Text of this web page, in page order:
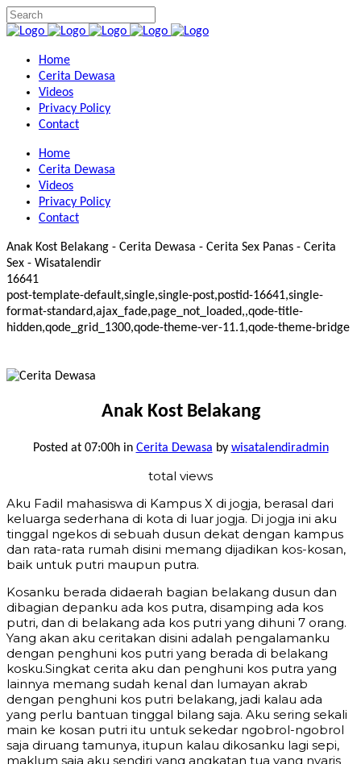
Home
Cerita Dewasa
Videos
Privacy Policy
Contact
Home
Cerita Dewasa
Videos
Privacy Policy
Contact
Anak Kost Belakang - Cerita Dewasa - Cerita Sex Panas - Cerita
Sex - Wisatalendir
16641
post-template-default,single,single-post,postid-16641,single-
format-standard,ajax_fade,page_not_loaded,,qode-title-
hidden,qode_grid_1300,qode-theme-ver-11.1,qode-theme-bridge
Anak Kost Belakang
Posted at 07:00hin Cerita Dewasa by wisatalendiradmin
total views
Aku Fadil mahasiswa di Kampus X di jogja, berasal dari
keluarga sederhana di kota di luar jogja. Di jogja ini aku
tinggal ngekos di sebuah dusun dekat dengan kampus
dan rata-rata rumah disini memang dijadikan kos-kosan,
baik untuk putri maupun putra.
Kosanku berada didaerah bagian belakang dusun dan
dibagian depanku ada kos putra, disamping ada kos
putri, dan di belakang ada kos putri yang dihuni 7 orang.
Yang akan aku ceritakan disini adalah pengalamanku
dengan penghuni kos putri yang berada di belakang
kosku.Singkat cerita aku dan penghuni kos putra yang
lainnya memang sudah kenal dan lumayan akrab
dengan penghuni kos putri belakang, jadi kalau ada
yang perlu bantuan tinggal bilang saja. Aku sering sekali
main ke kosan putri itu untuk sekedar ngobrol-ngobrol
saja diruang tamunya, itupun kalau dikosanku lagi sepi,
maklum saja aku sendiri yang angkatan tua yang nyaris